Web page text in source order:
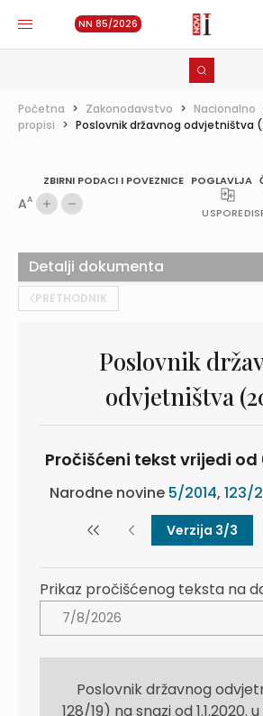
NN 85/2026
Početna > Zakonodavstvo > Nacionalno
propisi > Poslovnik državnog odvjetništva
ZBIRNI PODACI I POVEZNICE POGLAVLJA
AA
USPOREDI
PRETHODNIK
Poslovnik
odvjetništva
Pročišćeni tekst vrijedi od
Narodne novine 5/2014, 123/
Verzija 3/3
Prikaz pročišćenog teksta na
Poslovnik državnog
128/19) na snazi od 1.1.2020.
Detalji dokumenta